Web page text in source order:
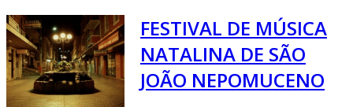
FESTIVAL DE MÚSICA
NATALINA DE SÃO
JOÃO NEPOMUCENO